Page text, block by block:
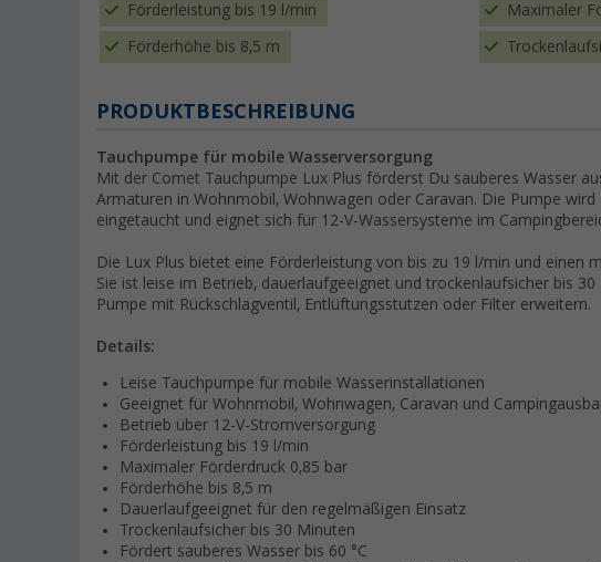
Förderleistung bis 19 l/min Maximaler
Förderhöhe bis 8,5 m
PRODUKTBESCHREIBUNG
Tauchpumpe für mobile Wasserversorgung
Mit der Comet Tauchpumpe Lux Plus förderst Du sauberes Wasser
Armaturen in Wohnmobil, Wohnwagen oder Caravan. Die Pumpe
eingetaucht und eignet sich für 12-V-Wassersysteme im
Die Lux Plus bietet eine Förderleistung von bis zu 19 l/min und einen
Sie ist leise im Betrieb, dauerlaufgeeignet und trockenlaufsicher bis
Pumpe mit Rückschlagventil, Entlüftungsstutzen oder Filter erweitern.
Details:
Leise Tauchpumpe für mobile Wasserinstallationen
Geeignet für Wohnmobil, Wohnwagen, Caravan und
Betrieb über 12-V-Stromversorgung
Förderleistung bis 19 l/min
Maximaler Förderdruck 0,85 bar
Förderhöhe bis 8,5 m
Dauerlaufgeeignet für den regelmäßigen Einsatz
Trockenlaufsicher bis 30 Minuten
Fördert sauberes Wasser bis 60 °C